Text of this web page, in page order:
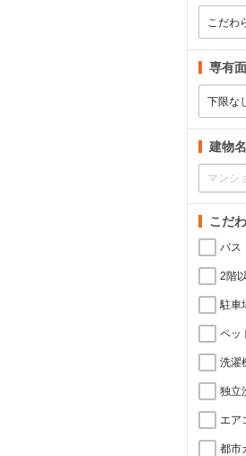
専有
建物名
こだ
バス
2階
駐車
ペッ
洗濯
独立
エア
都市